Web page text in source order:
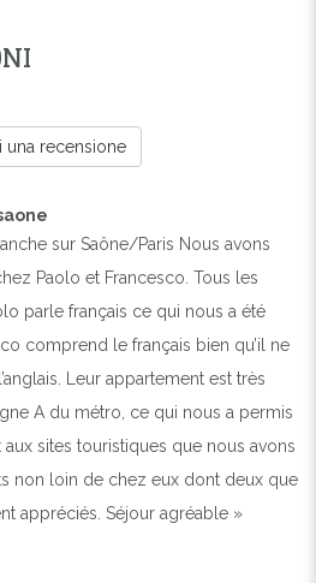
una recensione
sur Saône/Paris Nous avons
Paolo et Francesco. Tous les
parle français ce qui nous a été
comprend le français bien qu’il ne
Leur appartement est très
A du métro, ce qui nous a permis
sites touristiques que nous avons
non loin de chez eux dont deux que
appréciés. Séjour agréable »